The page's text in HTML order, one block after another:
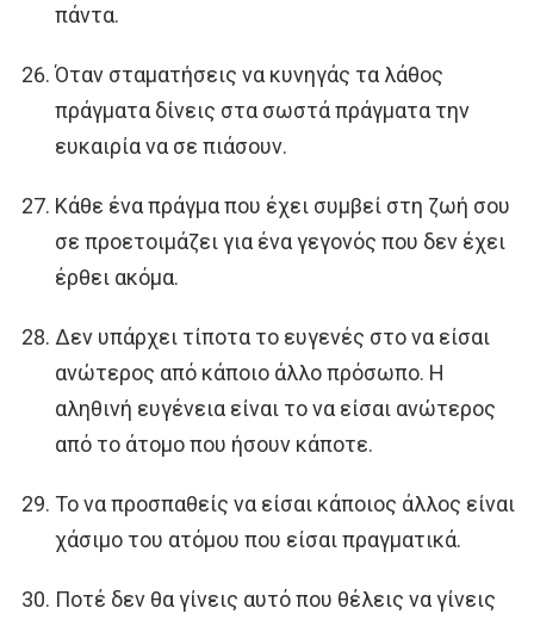
πάντα.
Όταν σταματήσεις να κυνηγάς τα λάθος
πράγματα δίνεις στα σωστά πράγματα την
ευκαιρία να σε πιάσουν.
Κάθε ένα πράγμα που έχει συμβεί στη ζωή σου
σε προετοιμάζει για ένα γεγονός που δεν έχει
έρθει ακόμα.
Δεν υπάρχει τίποτα το ευγενές στο να είσαι
ανώτερος από κάποιο άλλο πρόσωπο. Η
αληθινή ευγένεια είναι το να είσαι ανώτερος
από το άτομο που ήσουν κάποτε.
Το να προσπαθείς να είσαι κάποιος άλλος είναι
χάσιμο του ατόμου που είσαι πραγματικά.
Ποτέ δεν θα γίνεις αυτό που θέλεις να γίνεις